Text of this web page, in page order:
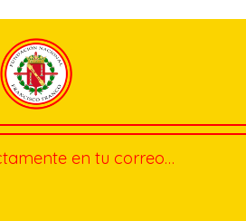
en tu correo…